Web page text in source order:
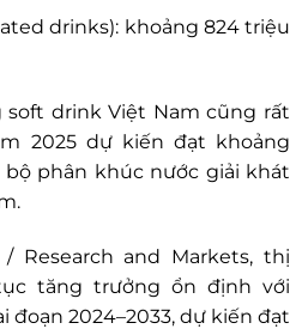
drinks): khoảng 824 triệu
drink Việt Nam cũng rất
2025 dự kiến đạt khoảng
bộ phân khúc nước giải khát
Research and Markets, thị
tăng trưởng ổn định với
đoạn 2024–2033, dự kiến đạt